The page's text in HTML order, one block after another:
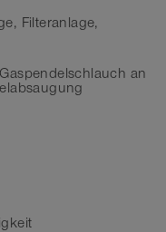
Filteranlage,
an